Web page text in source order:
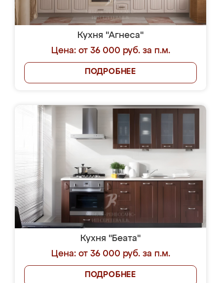
Кухня "Агнеса"
Цена: от 36 000 руб. за п.м.
ПОДРОБНЕЕ
Кухня "Беата"
Цена: от 36 000 руб. за п.м.
ПОДРОБНЕЕ